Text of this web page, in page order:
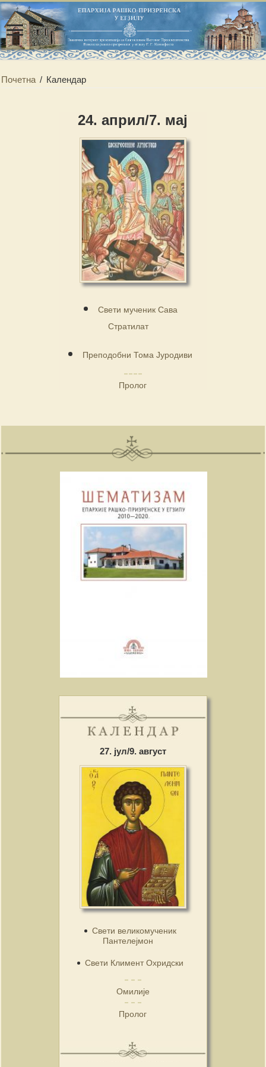
Почетна / Календар
24. април/7. мај
Свети мученик Сава
Стратилат
Преподобни Тома Јуродиви
Пролог
27. јул/9. август
Свети великомученик
Пантелејмон
Свети Климент Охридски
Омилије
Пролог